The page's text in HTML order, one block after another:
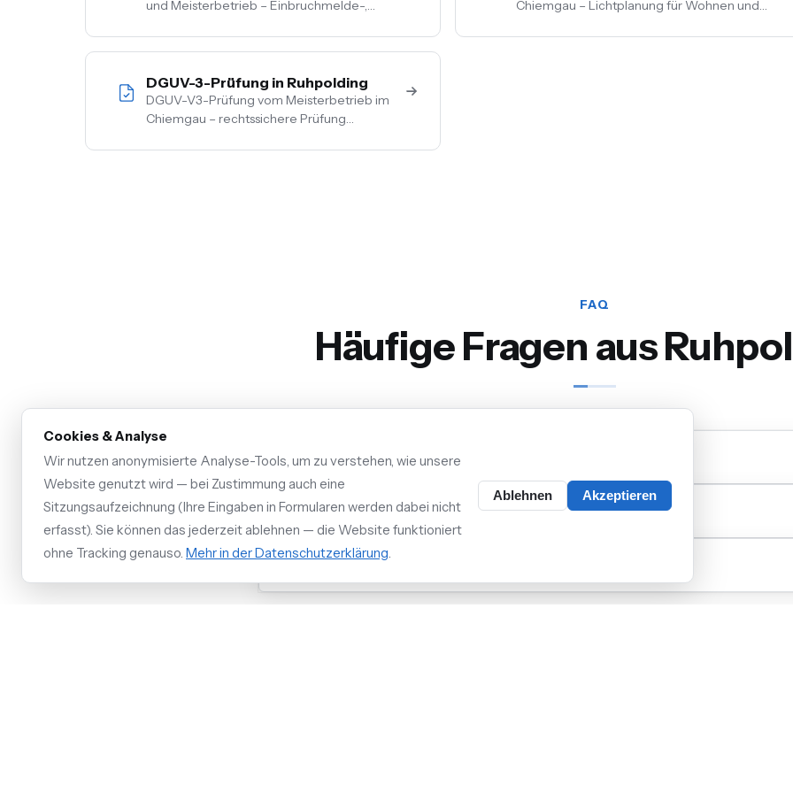
und Meisterbetrieb – Einbruchmelde-,
Gewerbekunden im Chiemgau. Kostenlose
Begehung.
Chiemgau – Lichtplanung für Wohnen und
Akzentbeleuchtung. Auch mit Smart-Home-
DGUV-3-Prüfung in Ruhpolding
DGUV-V3-Prüfung vom Meisterbetrieb im
Chiemgau – rechtssichere Prüfung
Inkl. Mängelbehebung, digitale
FAQ
Häufige Fragen aus
Übernehmt ihr die Anmeldung beim Netzbetreiber?
Was kostet ein erstes Beratungsgespräch?
Wie schnell seid ihr in Ruhpolding?
Cookies & Analyse
Wir nutzen anonymisierte Analyse-Tools, um zu verstehen, wie unsere
Website genutzt wird — bei Zustimmung auch eine
Sitzungsaufzeichnung (Ihre Eingaben in Formularen werden dabei nicht
erfasst). Sie können das jederzeit ablehnen — die Website funktioniert
ohne Tracking genauso. Mehr in der Datenschutzerklärung.
Ablehnen Akzeptieren